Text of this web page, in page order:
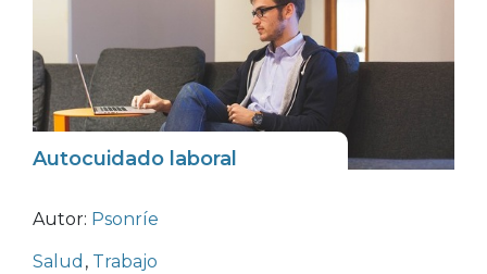
Autocuidado laboral
Autor: Psonríe
Salud, Trabajo